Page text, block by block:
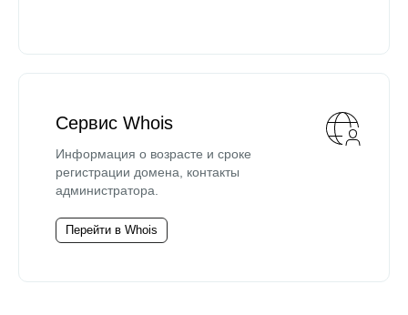
Сервис Whois
Информация о возрасте и сроке
регистрации домена, контакты
администратора.
Перейти в Whois